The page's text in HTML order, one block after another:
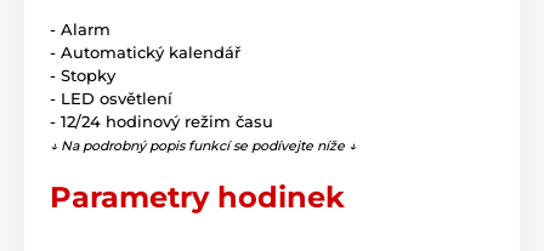
- Alarm
- Automatický kalendář
- Stopky
- LED osvětlení
- 12/24 hodinový režim času
↓ Na podrobný popis funkcí se podívejte níže ↓
Parametry hodinek